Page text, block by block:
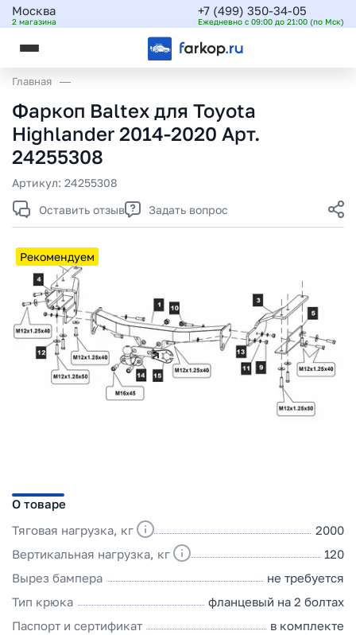
Москва
2 магазина
+7 (499) 350-34-05
Ежедневно с 09:00 до 21:00 (по Мск)
Главная
Фаркоп Baltex для Toyota
Highlander 2014-2020 Арт.
24255308
Артикул: 24255308
Оставить отзыв
Задать вопрос
Рекомендуем
О товаре
Тяговая нагрузка, кг
2000
Вертикальная нагрузка, кг
120
Вырез бампера
не требуется
Тип крюка
фланцевый на 2 болтах
Паспорт и сертификат
в комплекте